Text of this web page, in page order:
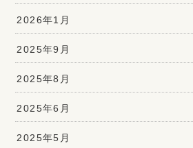
2026年1月
2025年9月
2025年8月
2025年6月
2025年5月